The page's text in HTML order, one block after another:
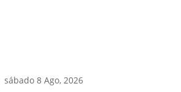
sábado 8 Ago, 2026